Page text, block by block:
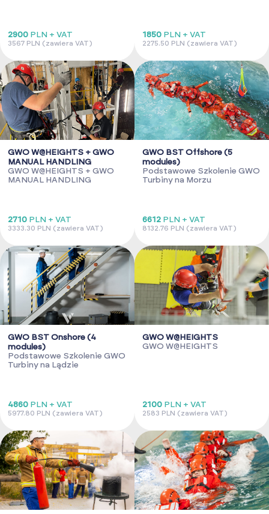
2900 PLN + VAT
3567 PLN (zawiera VAT)
1850 PLN + VAT
2275.50 PLN (zawiera VAT)
GWO W@HEIGHTS + GWO
MANUAL HANDLING
GWO W@HEIGHTS + GWO
MANUAL HANDLING
2710 PLN + VAT
3333.30 PLN (zawiera VAT)
GWO BST Offshore (5
modules)
Podstawowe Szkolenie GWO
Turbiny na Morzu
6612 PLN + VAT
8132.76 PLN (zawiera VAT)
GWO BST Onshore (4
modules)
Podstawowe Szkolenie GWO
Turbiny na Lądzie
4860 PLN + VAT
5977.80 PLN (zawiera VAT)
GWO W@HEIGHTS
GWO W@HEIGHTS
2100 PLN + VAT
2583 PLN (zawiera VAT)